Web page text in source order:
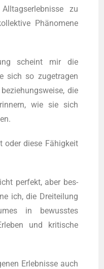
zu
Phänomene
scheint mir die
sich so zuge­tra­gen
die
wie sie sich
oder die­se Fähigkeit
per­fekt, aber bes­
ich, die Drei­tei­lung
in bewuss­tes
und kri­ti­sche
Erleb­nis­se auch